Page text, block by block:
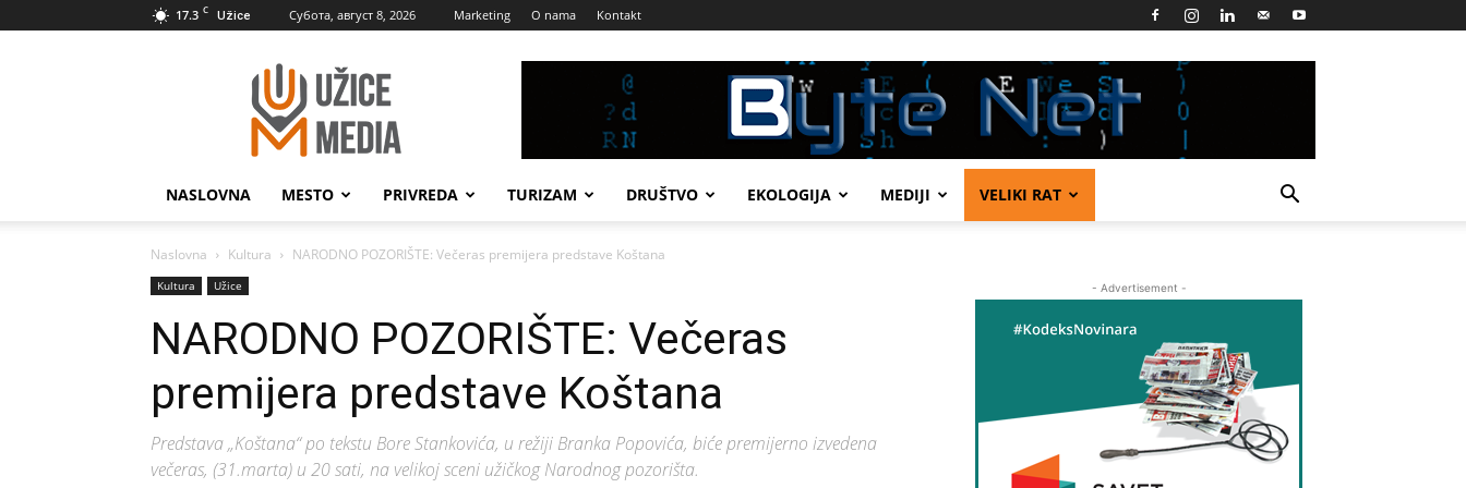
17.3 C Užice Субота, август 8, 2026 Marketing O nama Kontakt
UžiceMedia
NASLOVNA MESTO PRIVREDA TURIZAM DRUŠTVO EKOLOGIJA MEDIJI VELIKI RAT
Naslovna Kultura NARODNO POZORIŠTE: Večeras premijera predstave Koštana
Kultura Užice
NARODNO POZORIŠTE: Večeras
premijera predstave Koštana
Predstava „Koštana“ po tekstu Bore Stankovića, u režiji Branka Popovića, biće premijerno izvedena
večeras, (31.marta) u 20 sati, na velikoj sceni užičkog Narodnog pozorišta.
- Advertisement -